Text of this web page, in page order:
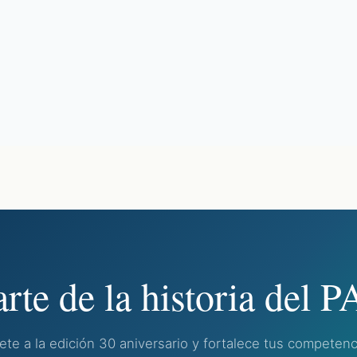
de la historia del
a la edición 30 aniversario y fortalece tus